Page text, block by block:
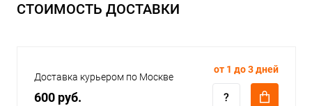
СТОИМОСТЬ ДОСТАВКИ
Доставка курьером по Москве
600 руб.
от 1 до 3 дней